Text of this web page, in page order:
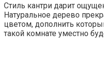
Стиль кантри дарит
Натуральное дерево
цветом, дополнить
такой комнате уместно